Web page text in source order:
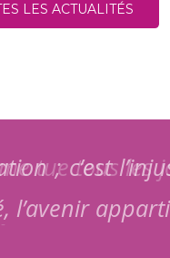
LES ACTUALITÉS
; c’est
l’avenir